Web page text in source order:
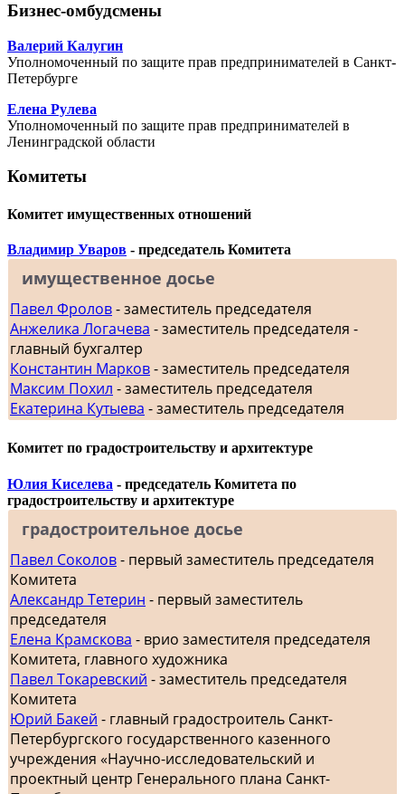
Бизнес-омбудсмены
Валерий Калугин
Уполномоченный по защите прав предпринимателей в Санкт-
Петербурге
Елена Рулева
Уполномоченный по защите прав предпринимателей в
Ленинградской области
Комитеты
Комитет имущественных отношений
Владимир Уваров - председатель Комитета
имущественное досье
Павел Фролов- заместитель председателя
Анжелика Логачева - заместитель председателя -
главный бухгалтер
Константин Марков- заместитель председателя
Максим Похил - заместитель председателя
Екатерина Кутыева - заместитель председателя
Комитет по градостроительству и архитектуре
Юлия Киселева - председатель Комитета по
градостроительству и архитектуре
градостроительное досье
Павел Соколов- первый заместитель председателя
Комитета
Александр Тетерин - первый заместитель
председателя
Елена Крамскова - врио заместителя председателя
Комитета, главного художника
Павел Токаревский - заместитель председателя
Комитета
Юрий Бакей - главный градостроитель Санкт-
Петербургского государственного казенного
учреждения «Научно-исследовательский и
проектный центр Генерального плана Санкт-